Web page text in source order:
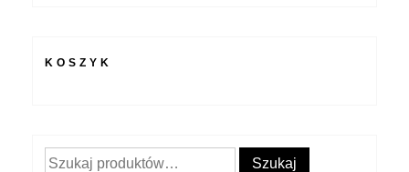
KOSZYK
Szukaj: Szukaj